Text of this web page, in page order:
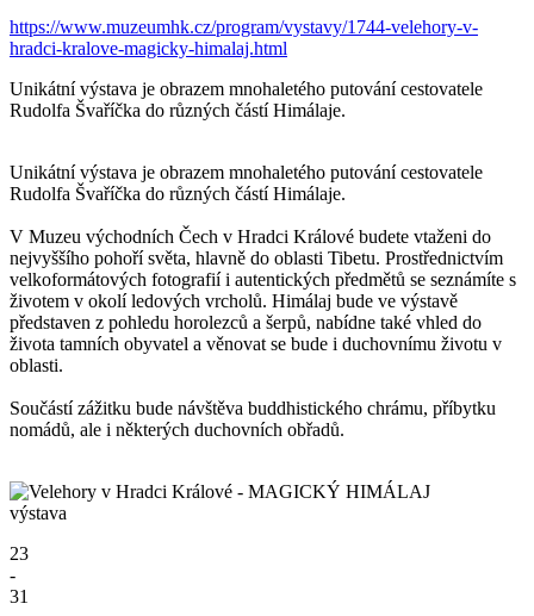
https://www.muzeumhk.cz/program/vystavy/1744-velehory-v-
hradci-kralove-magicky-himalaj.html
Unikátní výstava je obrazem mnohaletého putování cestovatele
Rudolfa Švaříčka do různých částí Himálaje.
Unikátní výstava je obrazem mnohaletého putování cestovatele
Rudolfa Švaříčka do různých částí Himálaje.
V Muzeu východních Čech v Hradci Králové budete vtaženi do
nejvyššího pohoří světa, hlavně do oblasti Tibetu. Prostřednictvím
velkoformátových fotografií i autentických předmětů se seznámíte s
životem v okolí ledových vrcholů. Himálaj bude ve výstavě
představen z pohledu horolezců a šerpů, nabídne také vhled do
života tamních obyvatel a věnovat se bude i duchovnímu životu v
oblasti.
Součástí zážitku bude návštěva buddhistického chrámu, příbytku
nomádů, ale i některých duchovních obřadů.
výstava
23
-
31